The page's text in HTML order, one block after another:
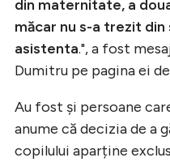
din maternitate, a
măcar nu s-a trezit
asistenta.", a fost
Dumitru pe pagina ei
Au fost și persoane
anume că decizia de a
copilului aparține